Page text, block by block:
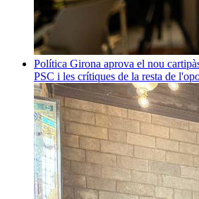
Política Girona aprova el nou
PSC i les crítiques de la resta de